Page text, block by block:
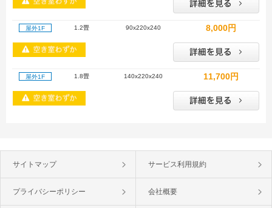
屋外1F 1.2畳 90x220x240 8,000円
屋外1F 1.8畳 140x220x240 11,700円
サイトマップ サービス利用規約
プライバシーポリシー 会社概要